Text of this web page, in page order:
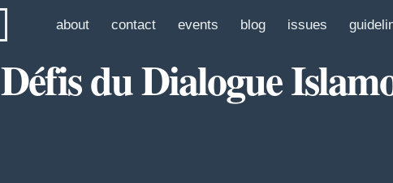
about contact events blog issues
Défis du Dialogue